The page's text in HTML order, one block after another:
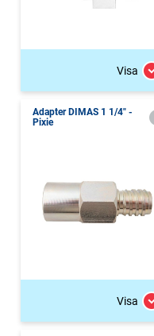
Visa
Adapter DIMAS 1 1/4" -
Pixie
Visa